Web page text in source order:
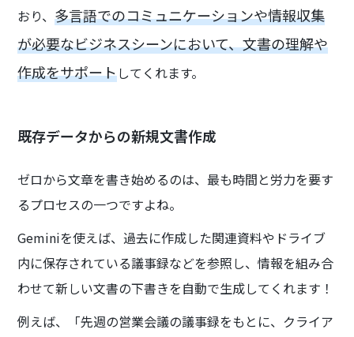
おり、多言語でのコミュニケーションや情報収集
が必要なビジネスシーンにおいて、文書の理解や
作成をサポートしてくれます。
既存データからの新規文書作成
ゼロから文章を書き始めるのは、最も時間と労力を要す
るプロセスの一つですよね。
Geminiを使えば、過去に作成した関連資料やドライブ
内に保存されている議事録などを参照し、情報を組み合
わせて新しい文書の下書きを自動で生成してくれます！
例えば、「先週の営業会議の議事録をもとに、クライア